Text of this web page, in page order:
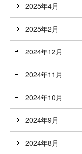
2025年4月
2025年2月
2024年12月
2024年11月
2024年10月
2024年9月
2024年8月